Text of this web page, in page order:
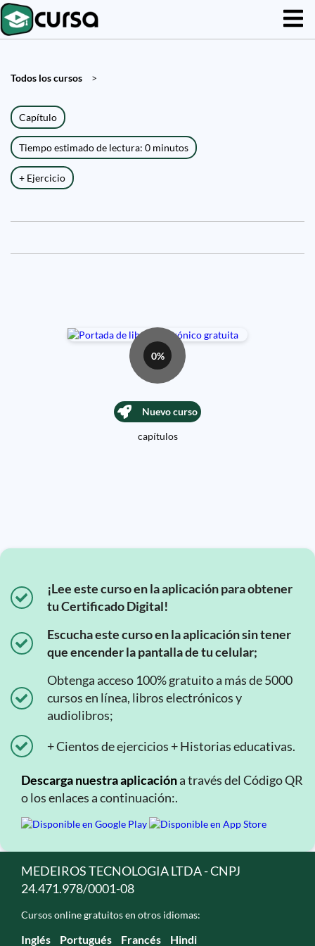
Todos los cursos >
Capítulo
Tiempo estimado de lectura: 0 minutos
+ Ejercicio
0%
Nuevo curso
capítulos
¡Lee este curso en la aplicación para obtener
tu Certificado Digital!
Escucha este curso en la aplicación sin tener
que encender la pantalla de tu celular;
Obtenga acceso 100% gratuito a más de 5000
cursos en línea, libros electrónicos y
audiolibros;
+ Cientos de ejercicios + Historias educativas.
Descarga nuestra aplicacióna través del Código QR
o los enlaces a continuación:.
MEDEIROS TECNOLOGIA LTDA - CNPJ
24.471.978/0001-08
Cursos online gratuitos en otros idiomas:
Inglés Portugués Francés Hindi